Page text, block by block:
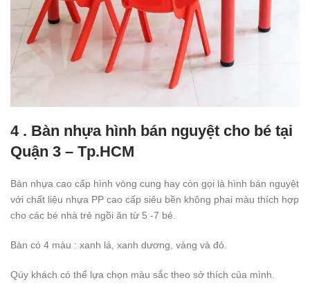
4 . Bàn nhựa hình bán nguyệt cho bé tại
Quận 3 – Tp.HCM
Bàn nhựa cao cấp hình vòng cung hay còn gọi là hình bán nguyệt
với chất liệu nhựa PP cao cấp siêu bền không phai màu thích hợp
cho các bé nhà trẻ ngồi ăn từ 5 -7 bé.
Bàn có 4 màu : xanh lá, xanh dương, vàng và đỏ.
Qúy khách có thể lựa chọn màu sắc theo sở thích của mình.